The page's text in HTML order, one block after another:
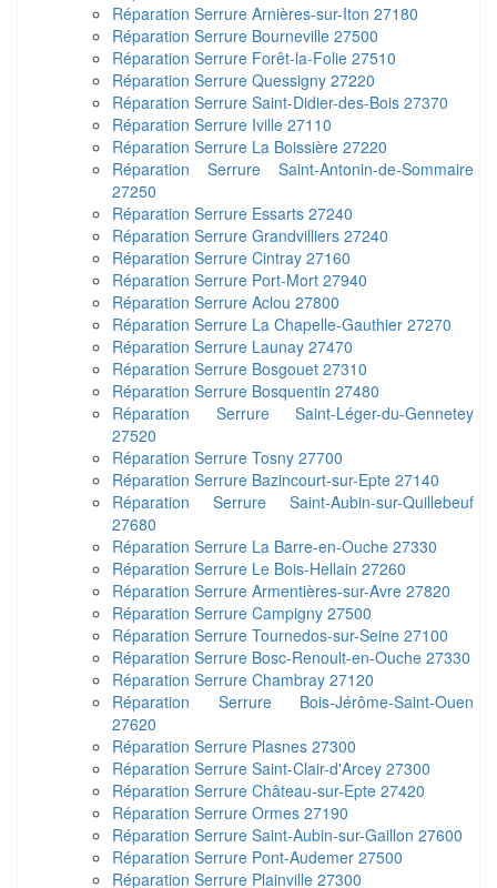
Réparation Serrure Arnières-sur-Iton 27180
Réparation Serrure Bourneville 27500
Réparation Serrure Forêt-la-Folie 27510
Réparation Serrure Quessigny 27220
Réparation Serrure Saint-Didier-des-Bois 27370
Réparation Serrure Iville 27110
Réparation Serrure La Boissière 27220
Réparation Serrure Saint-Antonin-de-Sommaire
27250
Réparation Serrure Essarts 27240
Réparation Serrure Grandvilliers 27240
Réparation Serrure Cintray 27160
Réparation Serrure Port-Mort 27940
Réparation Serrure Aclou 27800
Réparation Serrure La Chapelle-Gauthier 27270
Réparation Serrure Launay 27470
Réparation Serrure Bosgouet 27310
Réparation Serrure Bosquentin 27480
Réparation Serrure Saint-Léger-du-Gennetey
27520
Réparation Serrure Tosny 27700
Réparation Serrure Bazincourt-sur-Epte 27140
Réparation Serrure Saint-Aubin-sur-Quillebeuf
27680
Réparation Serrure La Barre-en-Ouche 27330
Réparation Serrure Le Bois-Hellain 27260
Réparation Serrure Armentières-sur-Avre 27820
Réparation Serrure Campigny 27500
Réparation Serrure Tournedos-sur-Seine 27100
Réparation Serrure Bosc-Renoult-en-Ouche 27330
Réparation Serrure Chambray 27120
Réparation Serrure Bois-Jérôme-Saint-Ouen
27620
Réparation Serrure Plasnes 27300
Réparation Serrure Saint-Clair-d'Arcey 27300
Réparation Serrure Château-sur-Epte 27420
Réparation Serrure Ormes 27190
Réparation Serrure Saint-Aubin-sur-Gaillon 27600
Réparation Serrure Pont-Audemer 27500
Réparation Serrure Plainville 27300